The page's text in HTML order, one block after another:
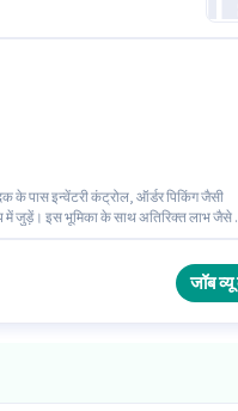
के पास इन्वेंटरी कंट्रोल, ऑर्डर पिकिंग जैसी
में जुड़ें। इस भूमिका के साथ अतिरिक्त लाभ जैसे
जॉब